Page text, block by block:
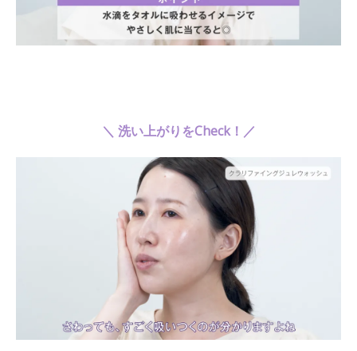
＼ 洗い上がりをCheck！／